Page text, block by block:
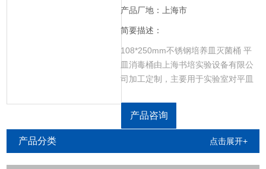
产品厂地：上海市
简要描述：
108*250mm不锈钢培养皿灭菌桶 平
皿消毒桶由上海书培实验设备有限公
司加工定制，主要用于实验室对平皿
效果，产品材质也是由全不锈钢304材
质制作而成，盖与筒的上部分别有出
气口,灭菌时对准,参差时密封隔绝污染
产品咨询
产品分类 点击展开+